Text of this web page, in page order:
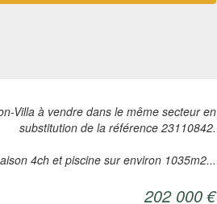
Villa à vendre dans le même secteur en
substitution de la référence 23110842.
4ch et piscine sur environ 1035m2...
202 000 €